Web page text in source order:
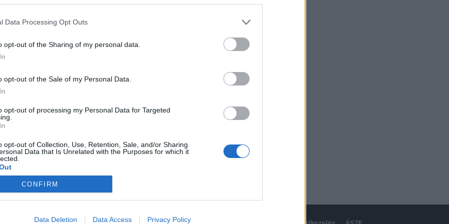
Data Processing Opt Outs
opt-out of the Sharing of my personal data.
opt-out of the Sale of my Personal Data.
opt-out of processing my Personal Data for Targeted
opt-out of Collection, Use, Retention, Sale, and/or Sharing
Data that Is Unrelated with the Purposes for which it
CONFIRM
Data Deletion Data Access Privacy Policy
portfolio.hu hírarchívumához tartozik, melynek olvasása előfizetéses
tartalmazza:
elmúlt 2 év napon belüli
Előfizetés
VAGY? BEJELENTKEZÉS